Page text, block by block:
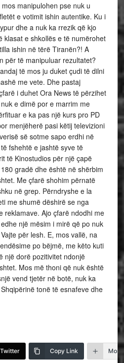
manipulohen pse nuk u
e votimit ishin autentike. Ku i
dhe a nuk ka rrezik që kjo
klasat e shkollës e të numërohet
ishin në tërë Tiranën?! A
për të manipuluar rezultatet?
të mos ju duket çudi të dilni
me vete. Dhe pastaj
i duhet Ora News të përzihet
e dimë por e marrim me
e ka pas një kurs pro PD
menjëherë pasi këtij televizioni
së sotme sapo erdhi në
fshehtë e jashtë syve të
të Kinostudios për një çapë
gradë dhe është në shërbim
Me çfarë shohim përnatë
në grep. Përndryshe e la
me shumë dëshirë se nga
reklamave. Ajo çfarë ndodhi me
një mësim i mirë që po nuk
për lesh. E, mos vallë, na
po bëjmë, me këto kuti
një dorë pozitivitet ndonjë
Mos më thoni që nuk është
vend tjetër në botë, nuk ka
tonë të esnafeve dhe
Twitter Copy Link More